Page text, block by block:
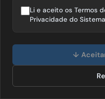
negociação e decidir
sugere ações: "Este
contato e visitou o
follow-up com uma
"Esse perfil de
Li e aceito os Termos
Privacidade do
↓